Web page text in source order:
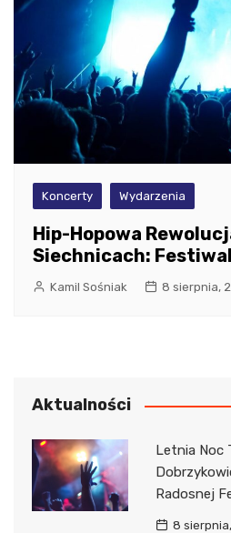
Koncerty Wydarzenia
Hip-Hopowa
Siechnicach:
Kamil Sośniak 8 sierpnia,
Aktualności
Letnia Noc
Radosnej
8